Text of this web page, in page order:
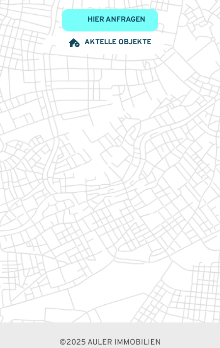
HIER ANFRAGEN
AKTELLE OBJEKTE
©2025 AULER IMMOBILIEN